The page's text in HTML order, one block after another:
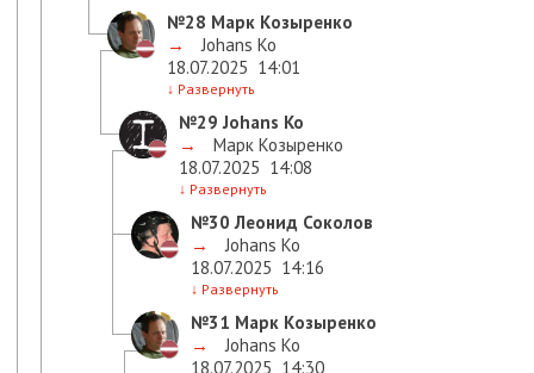
№28 Марк Козыренко
→
Johans Ko
18.07.2025 14:01
↓ Развернуть
№29 Johans Ko
→
Марк Козыренко
18.07.2025 14:08
↓ Развернуть
№30 Леонид Соколов
→
Johans Ko
18.07.2025 14:16
↓ Развернуть
№31 Марк Козыренко
→
Johans Ko
18.07.2025 14:30